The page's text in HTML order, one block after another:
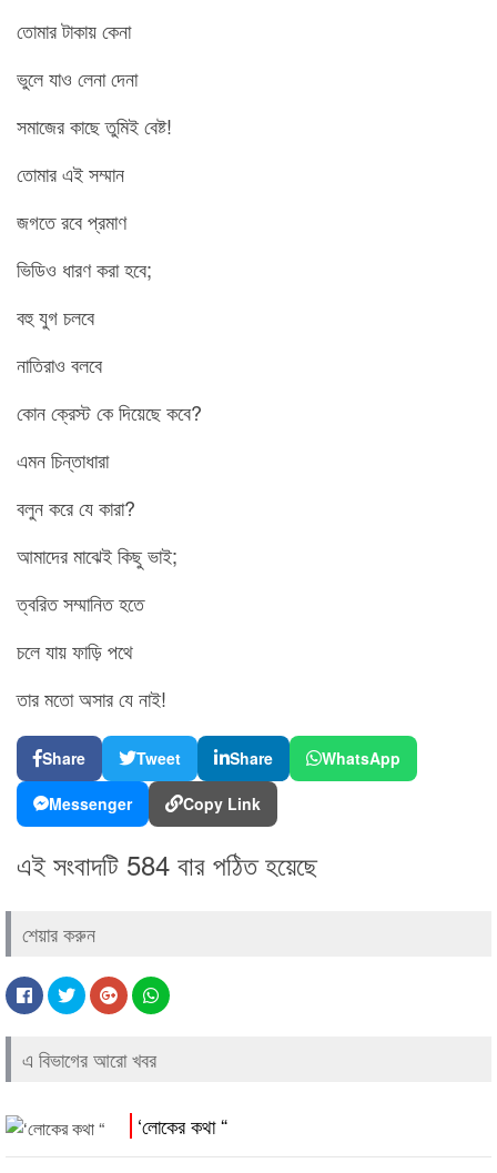
তোমার টাকায় কেনা
ভুলে যাও লেনা দেনা
সমাজের কাছে তুমিই বেষ্ট!
তোমার এই সম্মান
জগতে রবে প্রমাণ
ভিডিও ধারণ করা হবে;
বহু যুগ চলবে
নাতিরাও বলবে
কোন ক্রেস্ট কে দিয়েছে কবে?
এমন চিন্তাধারা
বলুন করে যে কারা?
আমাদের মাঝেই কিছু ভাই;
ত্বরিত সম্মানিত হতে
চলে যায় ফাড়ি পথে
তার মতো অসার যে নাই!
Share Tweet Share WhatsApp
Messenger Copy Link
এই সংবাদটি 584 বার পঠিত হয়েছে
শেয়ার করুন
এ বিভাগের আরো খবর
‘লোকের কথা “